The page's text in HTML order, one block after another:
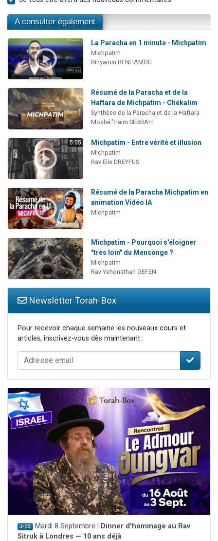
A consulter également
La Paracha en 1 minute - Michpatim
Michpatim
Binyamin BENHAMOU
Résumé de la Paracha et de la
Haftara de Michpatim - Chékalim
Synthèse de la Paracha et de la Haftara
Moshé 'Haïm SEBBAH
5:05 Michpatim - Entre vérité et illusion
Michpatim
Rav Elie DREYFUS
Résumé de la Paracha Michpatim en
animation Vidéo IA
Michpatim
Michpatim - Pourquoi s'éloigner
"très loin" du Mensonge ?
Michpatim
Rav Yehonathan GEFEN
Newsletter Torah-Box
Pour recevoir chaque semaine les nouveaux cours et
articles, inscrivez-vous dès maintenant :
J-33 Mardi 8 Septembre |
Dinner d'hommage au Rav
Sitruk à Londres — 10 ans déjà